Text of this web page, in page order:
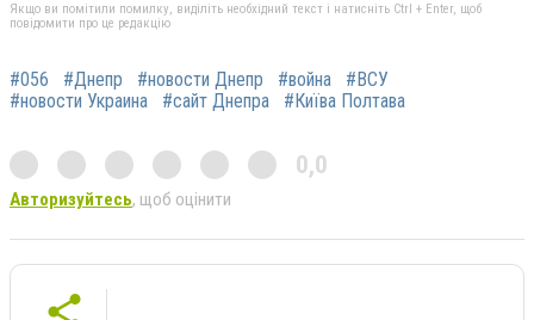
Якщо ви помітили помилку, виділіть необхідний текст і натисніть Ctrl + Enter, щоб
повідомити про це редакцію
#056 #Днепр #новости Днепр #война
#ВСУ
#новости Украина
#сайт Днепра #Київа Полтава
0,0
Авторизуйтесь, щоб оцінити